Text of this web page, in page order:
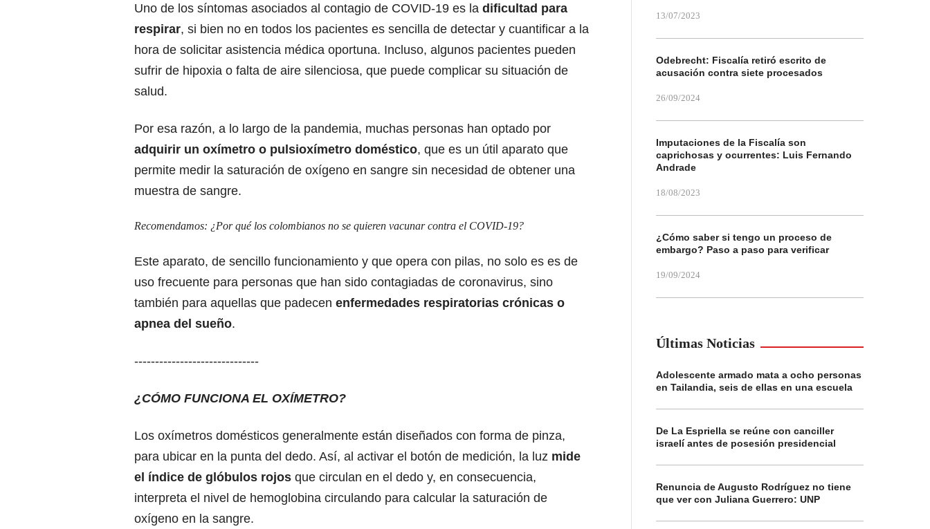
Uno de los síntomas asociados al contagio de COVID-19 es la dificultad para
respirar, si bien no en todos los pacientes es sencilla de detectar y cuantificar a la
hora de solicitar asistencia médica oportuna. Incluso, algunos pacientes pueden
sufrir de hipoxia o falta de aire silenciosa, que puede complicar su situación de
salud.
Por esa razón, a lo largo de la pandemia, muchas personas han optado por
adquirir un oxímetro o pulsioxímetro doméstico, que es un útil aparato que
permite medir la saturación de oxígeno en sangre sin necesidad de obtener una
muestra de sangre.
Recomendamos: ¿Por qué los colombianos no se quieren vacunar contra el COVID-19?
Este aparato, de sencillo funcionamiento y que opera con pilas, no solo es es de
uso frecuente para personas que han sido contagiadas de coronavirus, sino
también para aquellas que padecen enfermedades respiratorias crónicas o
apnea del sueño.
------------------------------
¿CÓMO FUNCIONA EL OXÍMETRO?
Los oxímetros domésticos generalmente están diseñados con forma de pinza,
para ubicar en la punta del dedo. Así, al activar el botón de medición, la luz mide
el índice de glóbulos rojos que circulan en el dedo y, en consecuencia,
interpreta el nivel de hemoglobina circulando para calcular la saturación de
oxígeno en la sangre.
13/07/2023
Odebrecht: Fiscalía retiró escrito de
acusación contra siete procesados
26/09/2024
Imputaciones de la Fiscalía son
caprichosas y ocurrentes: Luis Fernando
Andrade
18/08/2023
¿Cómo saber si tengo un proceso de
embargo? Paso a paso para verificar
19/09/2024
Últimas Noticias
Adolescente armado mata a ocho personas
en Tailandia, seis de ellas en una escuela
De La Espriella se reúne con canciller
israelí antes de posesión presidencial
Renuncia de Augusto Rodríguez no tiene
que ver con Juliana Guerrero: UNP